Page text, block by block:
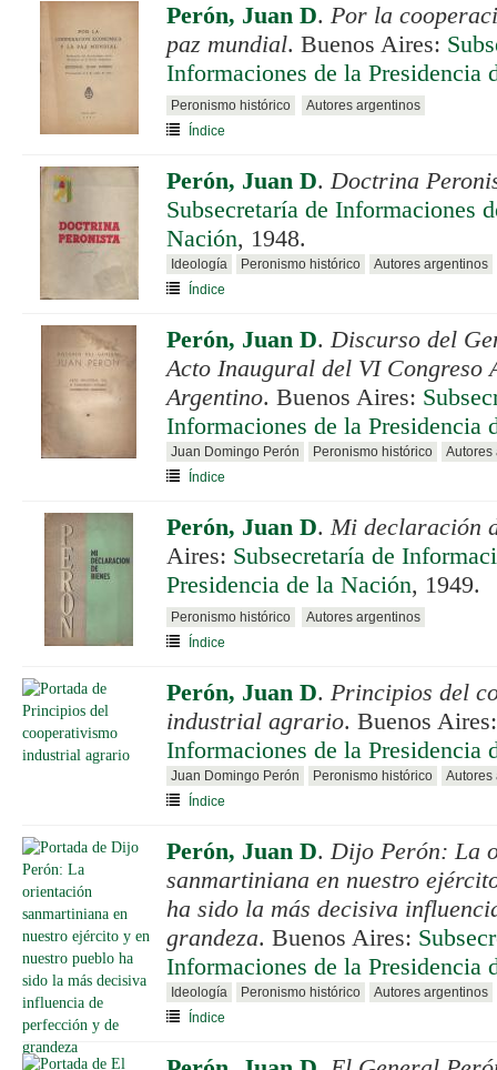
Perón, Juan D. Por la
paz mundial. Buenos Aires:
Informaciones de la Presidencia
Peronismo histórico
Autores argentinos
Índice
Perón, Juan D. Doctrina
Subsecretaría de Informaciones
Nación, 1948.
Ideología Peronismo histórico
Autores argentinos
Índice
Perón, Juan D. Discurso del
Acto Inaugural del VI Congreso
Argentino. Buenos Aires:
Informaciones de la Presidencia
Juan Domingo Perón Peronismo histórico
Autores
Índice
Perón, Juan D. Mi declaración
Aires: Subsecretaría de
Presidencia de la Nación, 1949.
Peronismo histórico
Autores argentinos
Índice
Perón, Juan D. Principios del
industrial agrario. Buenos
Informaciones de la Presidencia
Juan Domingo Perón Peronismo histórico
Autores
Índice
Perón, Juan D. Dijo Perón: La
sanmartiniana en nuestro
ha sido la más decisiva
grandeza. Buenos Aires:
Informaciones de la Presidencia
Ideología Peronismo histórico
Autores argentinos
Índice